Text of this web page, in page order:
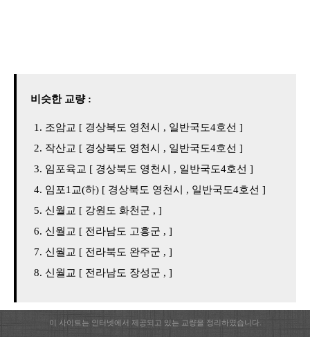
비슷한 교량 :
조암교 [ 경상북도 영천시 , 일반국도4호선 ]
작산교 [ 경상북도 영천시 , 일반국도4호선 ]
임포육교 [ 경상북도 영천시 , 일반국도4호선 ]
임포1교(하) [ 경상북도 영천시 , 일반국도4호선 ]
신월교 [ 강원도 화천군 , ]
신월교 [ 전라남도 고흥군 , ]
신월교 [ 전라북도 완주군 , ]
신월교 [ 전라남도 장성군 , ]
이 사이트는 인터넷에서 제공되고 있는 교량을 정리하였습니다.